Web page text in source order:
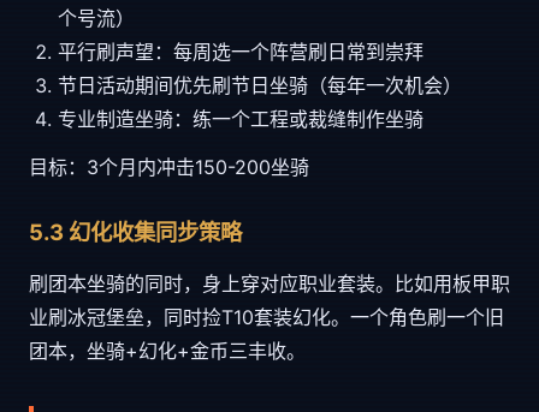
个号流）
平行刷声望：每周选一个阵营刷日常到崇拜
节日活动期间优先刷节日坐骑（每年一次机会）
专业制造坐骑：练一个工程或裁缝制作坐骑
目标：3个月内冲击150-200坐骑
5.3 幻化收集同步策略
刷团本坐骑的同时，身上穿对应职业套装。比如用板甲职
业刷冰冠堡垒，同时捡T10套装幻化。一个角色刷一个旧
团本，坐骑+幻化+金币三丰收。